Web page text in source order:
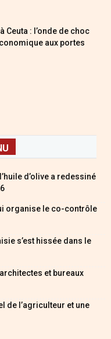
Ceuta : l’onde de choc
aux portes
d’olive a redessiné
organise le co-contrôle
s’est hissée dans le
et bureaux
de l’agriculteur et une